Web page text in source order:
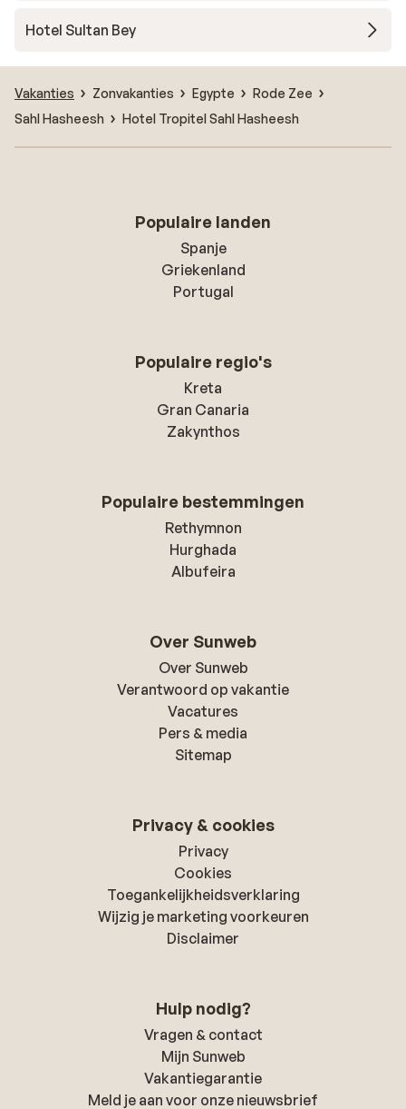
Hotel Sultan Bey
Vakanties Zonvakanties Egypte
Rode Zee
Sahl Hasheesh
Hotel Tropitel Sahl Hasheesh
Populaire landen
Spanje
Griekenland
Portugal
Populaire regio's
Kreta
Gran Canaria
Zakynthos
Populaire bestemmingen
Rethymnon
Hurghada
Albufeira
Over Sunweb
Over Sunweb
Verantwoord op vakantie
Vacatures
Pers & media
Sitemap
Privacy & cookies
Privacy
Cookies
Toegankelijkheidsverklaring
Wijzig je marketing voorkeuren
Disclaimer
Hulp nodig?
Vragen & contact
Mijn Sunweb
Vakantiegarantie
Meld je aan voor onze nieuwsbrief